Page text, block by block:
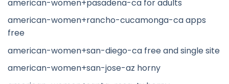
american-women+pasadena-ca for adults
american-women+rancho-cucamonga-ca apps
free
american-women+san-diego-ca free and single site
american-women+san-jose-az horny